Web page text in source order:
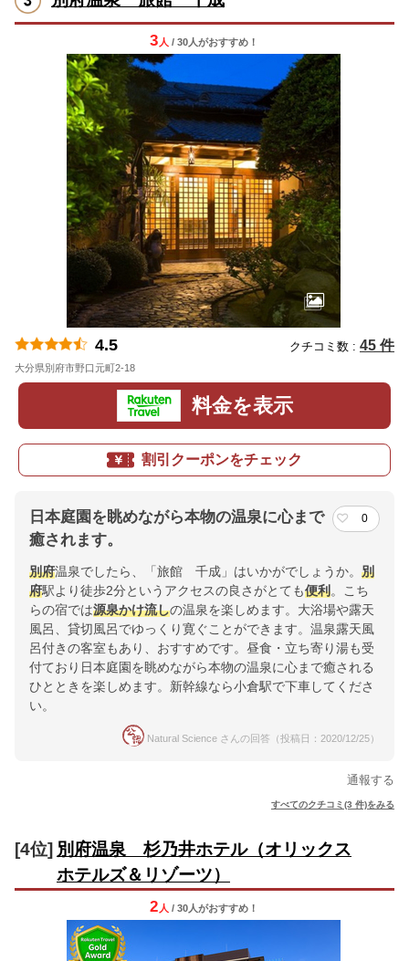
3 人 / 30人がおすすめ！
4.5 クチコミ数 : 45 件
大分県別府市野口元町2-18
料金を表示
割引クーポンをチェック
日本庭園を眺めながら本物の温泉に心まで
癒されます。
0
別府温泉でしたら、「旅館 千成」はいかがでしょうか。 別
府駅より徒歩2分というアクセスの良さがとても便利。こち
らの宿では源泉かけ流しの温泉を楽しめます。大浴場や露天
風呂、貸切風呂でゆっくり寛ぐことができます。温泉露天風
呂付きの客室もあり、おすすめです。昼食・立ち寄り湯も受
付ており日本庭園を眺めながら本物の温泉に心まで癒される
ひとときを楽しめます。新幹線なら小倉駅で下車してくださ
い。
Natural Science さんの回答（投稿日：2020/12/25）
通報する
すべてのクチコミ(3 件)をみる
[4位] 別府温泉 杉乃井ホテル（オリックス
ホテルズ＆リゾーツ）
2 人 / 30人がおすすめ！